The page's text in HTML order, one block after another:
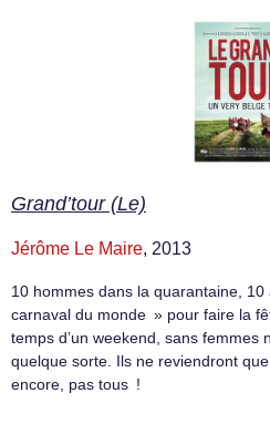
Grand’tour (Le)
Jérôme Le Maire, 2013
10 hommes dans la quarantaine,
carnaval du monde » pour faire la
temps d’un weekend, sans femmes
quelque sorte. Ils ne reviendront
encore, pas tous !